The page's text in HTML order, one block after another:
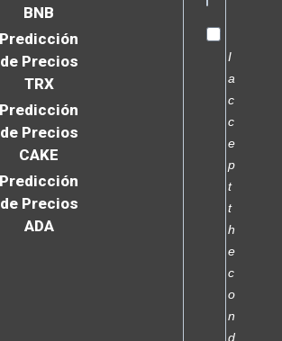
BNB
Predicción
de Precios
TRX
Predicción
de Precios
CAKE
Predicción
de Precios
ADA
I
a
c
c
e
p
t
t
h
e
c
o
n
d